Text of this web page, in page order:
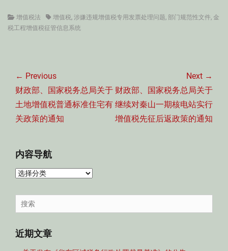
Categories
增值税法 Tags增值税, 涉嫌违规增值税专用发票处理问题, 部门规范性文件, 金
税工程增值税征管信息系统
章
导
航
← Previous
Previous
post:
财政部、国家税务总局关于
土地增值税普通标准住宅有
关政策的通知
Next →
Next
post:
财政部、国家税务总局关于
继续对秦山一期核电站实行
增值税先征后返政策的通知
内容导航
内
导
航
Search
for:
近期文章